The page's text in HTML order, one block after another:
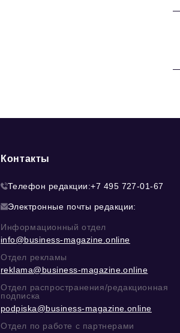
Контакты
Телефон редакции:+7 495 727-01-67
Электронные почты редакции:
Информационный отдел
info@business-magazine.online
Отдел рекламы
reklama@business-magazine.online
Отдел распространения/редакционная
подписка
podpiska@business-magazine.online
Отдел по работе с партнерами